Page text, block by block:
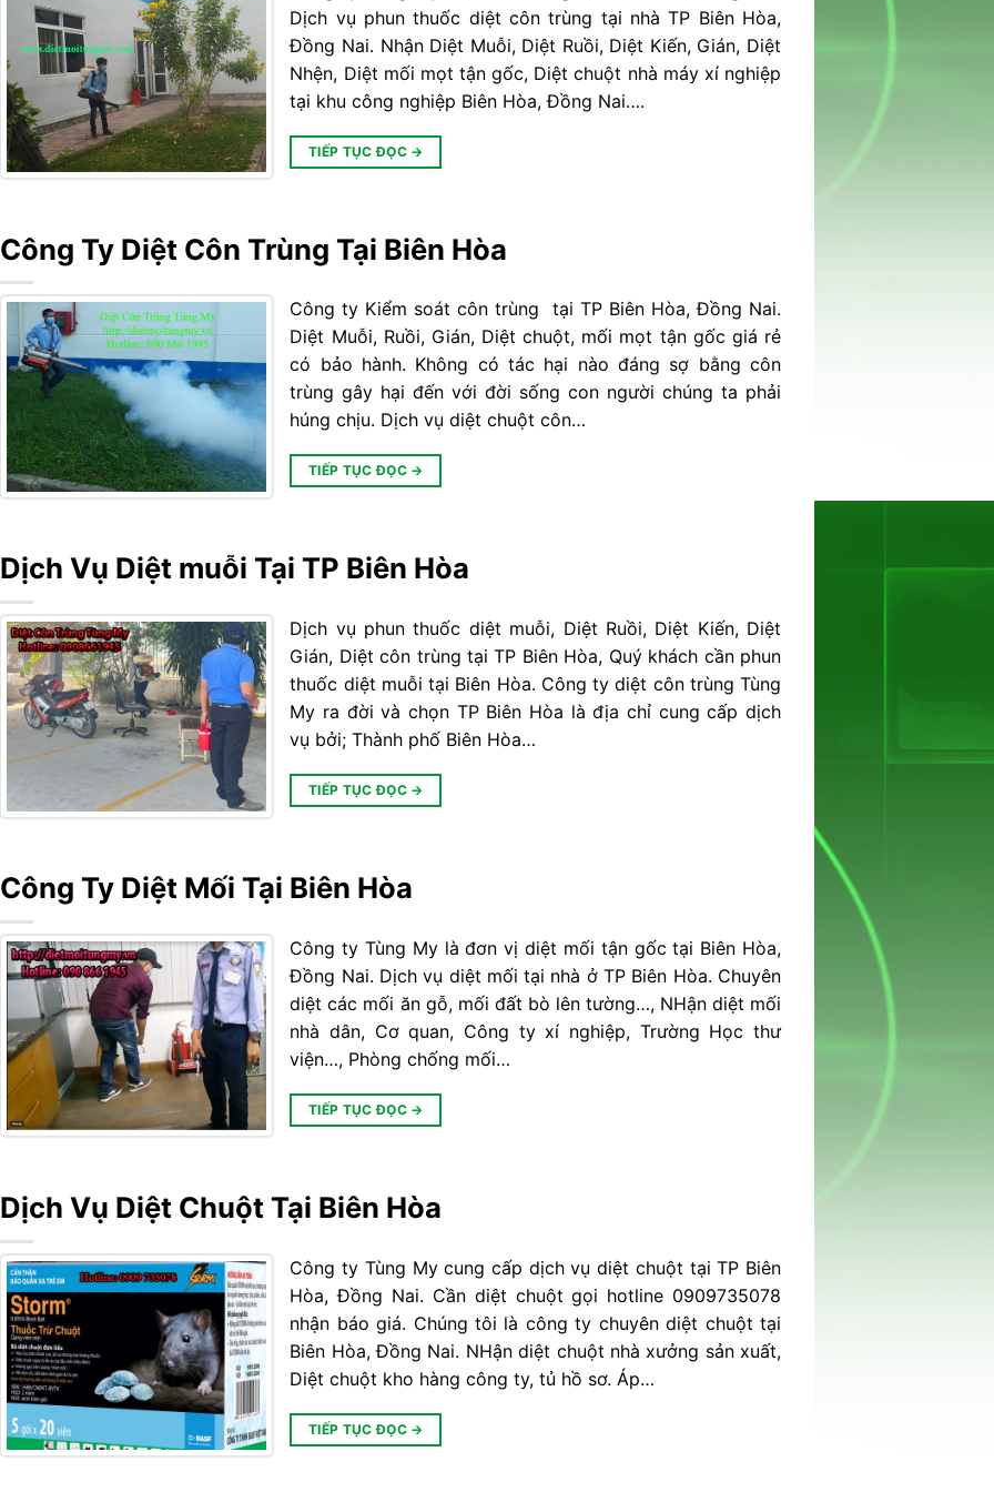
Dịch vụ phun thuốc diệt côn trùng tại nhà TP Biên Hòa,
Đồng Nai. Nhận Diệt Muỗi, Diệt Ruồi, Diệt Kiến, Gián, Diệt
Nhện, Diệt mối mọt tận gốc, Diệt chuột nhà máy xí nghiệp
tại khu công nghiệp Biên Hòa, Đồng Nai….
TIẾP TỤC ĐỌC →
Công Ty Diệt Côn Trùng Tại Biên Hòa
Công ty Kiểm soát côn trùng tại TP Biên Hòa, Đồng Nai.
Diệt Muỗi, Ruồi, Gián, Diệt chuột, mối mọt tận gốc giá rẻ
có bảo hành. Không có tác hại nào đáng sợ bằng côn
trùng gây hại đến với đời sống con người chúng ta phải
húng chịu. Dịch vụ diệt chuột côn…
TIẾP TỤC ĐỌC →
Dịch Vụ Diệt muỗi Tại TP Biên Hòa
Dịch vụ phun thuốc diệt muỗi, Diệt Ruồi, Diệt Kiến, Diệt
Gián, Diệt côn trùng tại TP Biên Hòa, Quý khách cần phun
thuốc diệt muỗi tại Biên Hòa. Công ty diệt côn trùng Tùng
My ra đời và chọn TP Biên Hòa là địa chỉ cung cấp dịch
vụ bởi; Thành phố Biên Hòa…
TIẾP TỤC ĐỌC →
Công Ty Diệt Mối Tại Biên Hòa
Công ty Tùng My là đơn vị diệt mối tận gốc tại Biên Hòa,
Đồng Nai. Dịch vụ diệt mối tại nhà ở TP Biên Hòa. Chuyên
diệt các mối ăn gỗ, mối đất bò lên tường…, NHận diệt mối
nhà dân, Cơ quan, Công ty xí nghiệp, Trường Học thư
viện…, Phòng chống mối…
TIẾP TỤC ĐỌC →
Dịch Vụ Diệt Chuột Tại Biên Hòa
Công ty Tùng My cung cấp dịch vụ diệt chuột tại TP Biên
Hòa, Đồng Nai. Cần diệt chuột gọi hotline 0909735078
nhận báo giá. Chúng tôi là công ty chuyên diệt chuột tại
Biên Hòa, Đồng Nai. NHận diệt chuột nhà xưởng sản xuất,
Diệt chuột kho hàng công ty, tủ hồ sơ. Áp…
TIẾP TỤC ĐỌC →